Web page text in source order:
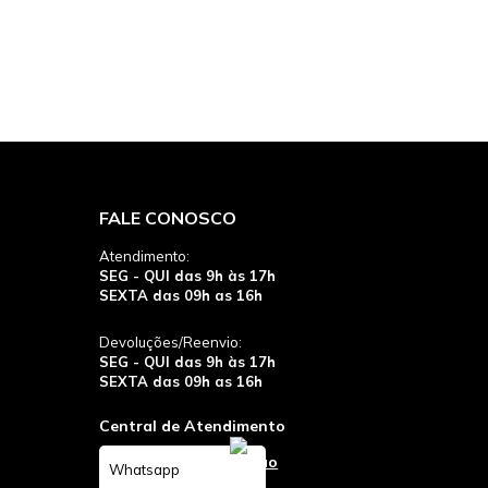
FALE CONOSCO
Atendimento:
SEG - QUI das 9h às 17h
SEXTA das 09h as 16h
Devoluções/Reenvio:
SEG - QUI das 9h às 17h
SEXTA das 09h as 16h
Central de Atendimento
Whatsapp